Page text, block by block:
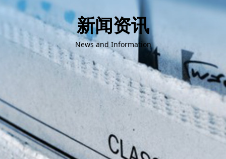
新闻资讯
News and Information